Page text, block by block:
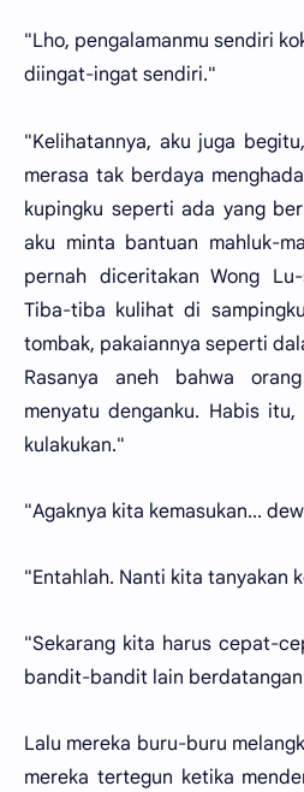
"Lho, pengalamanmu sendiri
diingat-ingat sendiri."
"Kelihatannya, aku juga
merasa tak berdaya
kupingku seperti ada yang
aku minta bantuan mahluk-
pernah diceritakan Wong
Tiba-tiba kulihat di
tombak, pakaiannya seperti
Rasanya aneh bahwa
menyatu denganku. Habis
kulakukan."
"Agaknya kita kemasukan...
"Entahlah. Nanti kita tanyakan
"Sekarang kita harus cepat-
bandit-bandit lain
Lalu mereka buru-buru
mereka tertegun ketika